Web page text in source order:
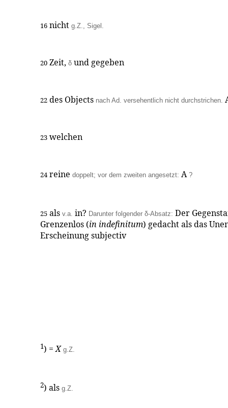
16 nicht g.Z., Sigel.
20 Zeit, δ und gegeben
22 des Objects nach Ad. versehentlich nicht durchstrichen.
23 welchen
24 reine doppelt; vor dem zweiten angesetzt: A ?
25 als v.a. in? Darunter folgender δ-Absatz: Der
Grenzenlos (in indefinitum) gedacht als das
Erscheinung subjectiv
1) =X g.Z.
2) als g.Z.